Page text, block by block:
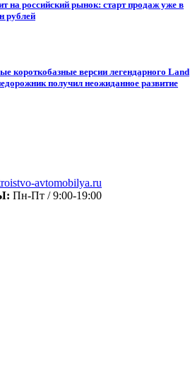
на российский рынок: старт продаж уже в
рублей
короткобазные версии легендарного Land
получил неожиданное развитие
avtomobilya.ru
Пн-Пт / 9:00-19:00